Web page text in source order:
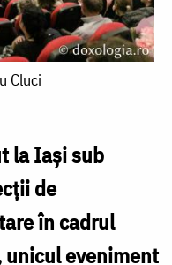
Cluci
la Iași sub
de
în cadrul
unicul eveniment